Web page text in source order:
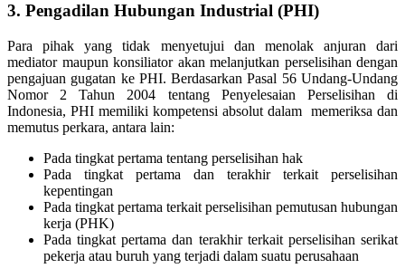
3. Pengadilan Hubungan Industrial (PHI)
Para pihak yang tidak menyetujui dan menolak anjuran dari
mediator maupun konsiliator akan melanjutkan perselisihan dengan
pengajuan gugatan ke PHI. Berdasarkan Pasal 56 Undang-Undang
Nomor 2 Tahun 2004 tentang Penyelesaian Perselisihan di
Indonesia, PHI memiliki kompetensi absolut dalam memeriksa dan
memutus perkara, antara lain:
Pada tingkat pertama tentang perselisihan hak
Pada tingkat pertama dan terakhir terkait perselisihan
kepentingan
Pada tingkat pertama terkait perselisihan pemutusan hubungan
kerja (PHK)
Pada tingkat pertama dan terakhir terkait perselisihan serikat
pekerja atau buruh yang terjadi dalam suatu perusahaan